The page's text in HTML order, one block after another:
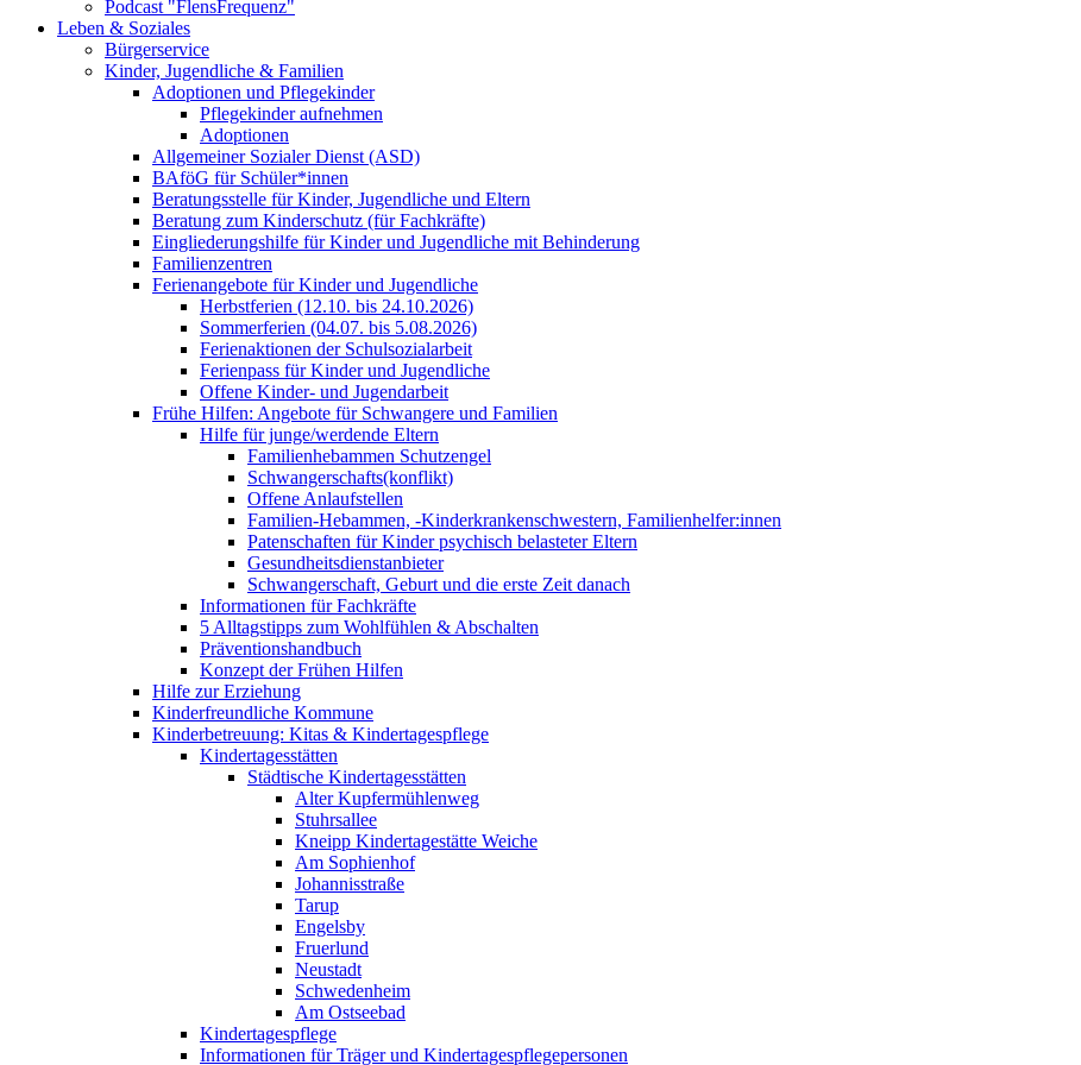
Podcast "FlensFrequenz"
Leben & Soziales
Bürgerservice
Kinder, Jugendliche & Familien
Adoptionen und Pflegekinder
Pflegekinder aufnehmen
Adoptionen
Allgemeiner Sozialer Dienst (ASD)
BAföG für Schüler*innen
Beratungsstelle für Kinder, Jugendliche und Eltern
Beratung zum Kinderschutz (für Fachkräfte)
Eingliederungshilfe für Kinder und Jugendliche mit Behinderung
Familienzentren
Ferienangebote für Kinder und Jugendliche
Herbstferien (12.10. bis 24.10.2026)
Sommerferien (04.07. bis 5.08.2026)
Ferienaktionen der Schulsozialarbeit
Ferienpass für Kinder und Jugendliche
Offene Kinder- und Jugendarbeit
Frühe Hilfen: Angebote für Schwangere und Familien
Hilfe für junge/werdende Eltern
Familienhebammen Schutzengel
Schwangerschafts(konflikt)
Offene Anlaufstellen
Familien-Hebammen, -Kinderkrankenschwestern, Familienhelfer:innen
Patenschaften für Kinder psychisch belasteter Eltern
Gesundheitsdienstanbieter
Schwangerschaft, Geburt und die erste Zeit danach
Informationen für Fachkräfte
5 Alltagstipps zum Wohlfühlen & Abschalten
Präventionshandbuch
Konzept der Frühen Hilfen
Hilfe zur Erziehung
Kinderfreundliche Kommune
Kinderbetreuung: Kitas & Kindertagespflege
Kindertagesstätten
Städtische Kindertagesstätten
Alter Kupfermühlenweg
Stuhrsallee
Kneipp Kindertagestätte Weiche
Am Sophienhof
Johannisstraße
Tarup
Engelsby
Fruerlund
Neustadt
Schwedenheim
Am Ostseebad
Kindertagespflege
Informationen für Träger und Kindertagespflegepersonen